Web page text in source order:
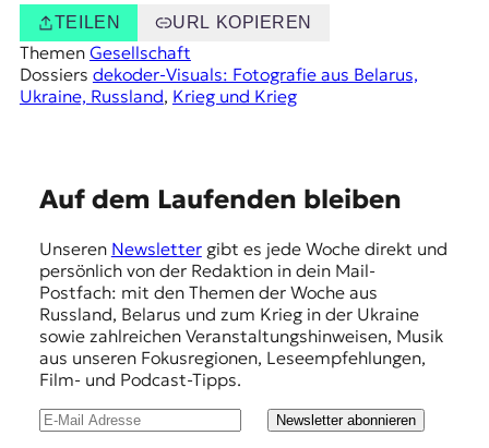
TEILEN URL KOPIEREN
Themen Gesellschaft
Dossiers dekoder-Visuals: Fotografie aus Belarus,
Ukraine, Russland, Krieg und Krieg
Auf dem Laufenden bleiben
Unseren Newslettergibt es jede Woche direkt und
persönlich von der Redaktion in dein Mail-
Postfach: mit den Themen der Woche aus
Russland, Belarus und zum Krieg in der Ukraine
sowie zahlreichen Veranstaltungshinweisen, Musik
aus unseren Fokusregionen, Leseempfehlungen,
Film- und Podcast-Tipps.
Newsletter abonnieren